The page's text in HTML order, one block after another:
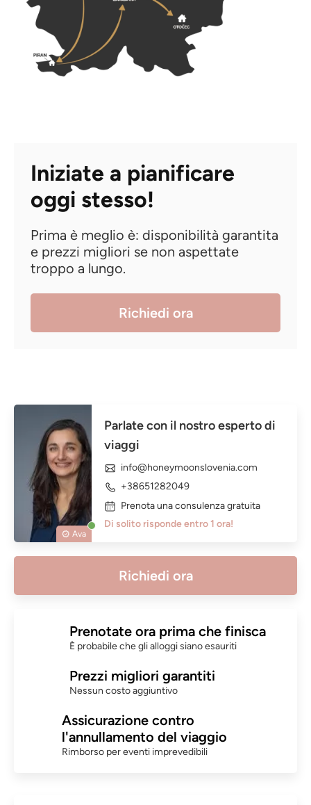
Iniziate a pianificare
oggi stesso!
Prima è meglio è: disponibilità garantita
e prezzi migliori se non aspettate
troppo a lungo.
Richiedi ora
Ava
Parlate con il nostro esperto di
viaggi
info@honeymoonslovenia.com
+38651282049
Prenota una consulenza gratuita
Di solito risponde entro 1 ora!
Richiedi ora
Prenotate ora prima che finisca
È probabile che gli alloggi siano esauriti
Prezzi migliori garantiti
Nessun costo aggiuntivo
Assicurazione contro
l'annullamento del viaggio
Rimborso per eventi imprevedibili